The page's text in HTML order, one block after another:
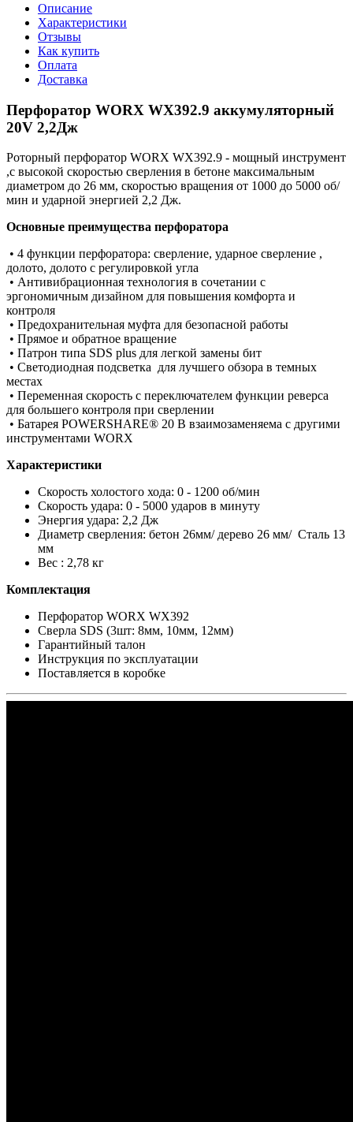
Описание
Характеристики
Отзывы
Как купить
Оплата
Доставка
Перфоратор WORX WX392.9 аккумуляторный
20V 2,2Дж
Роторный перфоратор WORX WX392.9 - мощный инструмент
,с высокой скоростью сверления в бетоне максимальным
диаметром до 26 мм, скоростью вращения от 1000 до 5000 об/
мин и ударной энергией 2,2 Дж.
Основные преимущества перфоратора
• 4 функции перфоратора: сверление, ударное сверление ,
долото, долото с регулировкой угла
• Антивибрационная технология в сочетании с
эргономичным дизайном для повышения комфорта и
контроля
• Предохранительная муфта для безопасной работы
• Прямое и обратное вращение
• Патрон типа SDS plus для легкой замены бит
• Светодиодная подсветка для лучшего обзора в темных
местах
• Переменная скорость с переключателем функции реверса
для большего контроля при сверлении
• Батарея POWERSHARE® 20 В взаимозаменяема с другими
инструментами WORX
Характеристики
Скорость холостого хода: 0 - 1200 об/мин
Скорость удара: 0 - 5000 ударов в минуту
Энергия удара: 2,2 Дж
Диаметр сверления: бетон 26мм/ дерево 26 мм/ Сталь 13
мм
Вес : 2,78 кг
Комплектация
Перфоратор WORX WX392
Сверла SDS (3шт: 8мм, 10мм, 12мм)
Гарантийный талон
Инструкция по эксплуатации
Поставляется в коробке